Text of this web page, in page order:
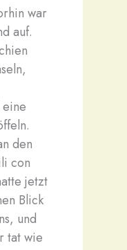
war
auf.
den
con
jetzt
Blick
und
tat wie